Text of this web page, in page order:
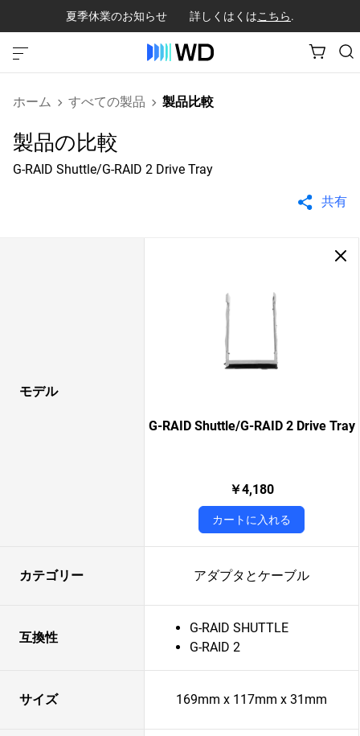
夏季休業のお知らせ 詳しくはくはこちら.
ホーム すべての製品 製品比較
製品の比較
G-RAID Shuttle/G-RAID 2 Drive Tray
共有
モデル
G-RAID Shuttle/G-RAID 2 Drive Tray
￥4,180
カートに入れる
カテゴリー アダプタとケーブル
互換性
G-RAID SHUTTLE
G-RAID 2
サイズ 169mm x 117mm x 31mm